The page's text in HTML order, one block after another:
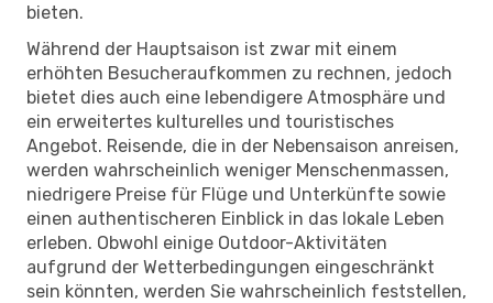
bieten.
Während der Hauptsaison ist zwar mit einem
erhöhten Besucheraufkommen zu rechnen, jedoch
bietet dies auch eine lebendigere Atmosphäre und
ein erweitertes kulturelles und touristisches
Angebot. Reisende, die in der Nebensaison anreisen,
werden wahrscheinlich weniger Menschenmassen,
niedrigere Preise für Flüge und Unterkünfte sowie
einen authentischeren Einblick in das lokale Leben
erleben. Obwohl einige Outdoor-Aktivitäten
aufgrund der Wetterbedingungen eingeschränkt
sein könnten, werden Sie wahrscheinlich feststellen,